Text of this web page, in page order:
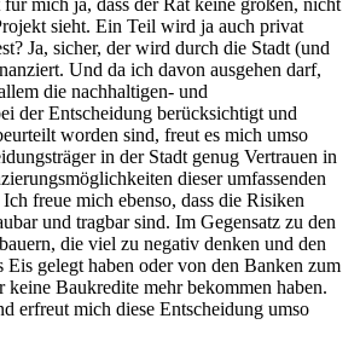
sieht. Ein Teil wird ja auch privat
Ja, sicher, der wird durch die Stadt (und
Und da ich davon ausgehen darf,
die nachhaltigen- und
der Entscheidung berücksichtigt und
worden sind, freut es mich umso
in der Stadt genug Vertrauen in
dieser umfassenden
freue mich ebenso, dass die Risiken
und tragbar sind. Im Gegensatz zu den
die viel zu negativ denken und den
gelegt haben oder von den Banken zum
keine Baukredite mehr bekommen haben.
erfreut mich diese Entscheidung umso